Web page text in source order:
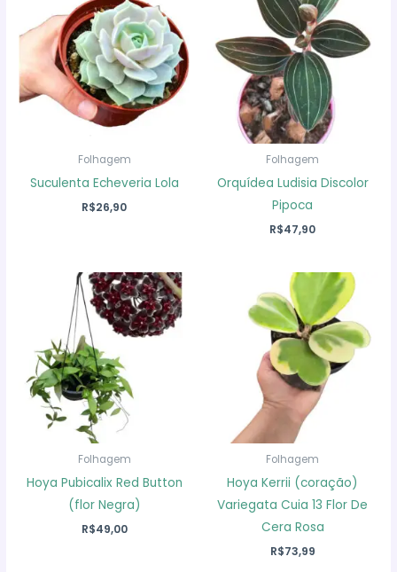
Folhagem
Suculenta Echeveria Lola
R$26,90
Folhagem
Orquídea Ludisia Discolor
Pipoca
R$47,90
Folhagem
Hoya Pubicalix Red Button
(flor Negra)
R$49,00
Folhagem
Hoya Kerrii (coração)
Variegata Cuia 13 Flor De
Cera Rosa
R$73,99